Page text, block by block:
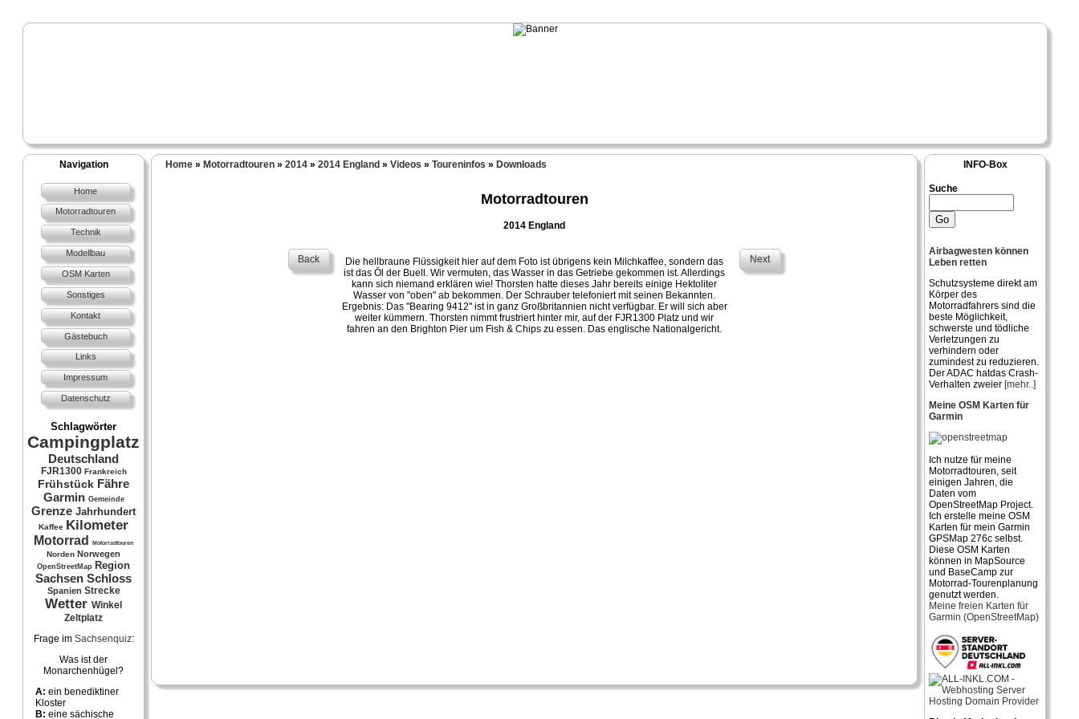
Navigation
Home
Motorradtouren
Technik
Modellbau
OSM Karten
Sonstiges
Kontakt
Gästebuch
Links
Impressum
Datenschutz
Schlagwörter
Campingplatz
Deutschland
FJR1300 Frankreich
Frühstück Fähre
Garmin Gemeinde
Grenze Jahrhundert
Kaffee Kilometer
Motorrad Motorradtouren
Norden Norwegen
OpenStreetMap Region
Sachsen Schloss
Spanien Strecke
Wetter Winkel
Zeltplatz
Frage im Sachsenquiz:
Was ist der
Monarchenhügel?
A: ein benediktiner
Kloster
B: eine sächische
INFO-Box
Suche
Airbagwesten können
Leben retten
Schutzsysteme direkt am
Körper des
Motorradfahrers sind die
beste Möglichkeit,
schwerste und tödliche
Verletzungen zu
verhindern oder
zumindest zu reduzieren.
Der ADAC hatdas Crash-
Verhalten zweier [mehr..]
Meine OSM Karten für
Garmin
Ich nutze für meine
Motorradtouren, seit
einigen Jahren, die
Daten vom
OpenStreetMap Project.
Ich erstelle meine OSM
Karten für mein Garmin
GPSMap 276c selbst.
Diese OSM Karten
können in MapSource
und BaseCamp zur
Motorrad-Tourenplanung
genutzt werden.
Meine freien Karten für
Garmin (OpenStreetMap)
Home» Motorradtouren» 2014» 2014 England » Videos » Toureninfos » Downloads
Motorradtouren
2014 England
Back
Die hellbraune Flüssigkeit hier auf dem Foto ist übrigens kein Milchkaffee, sondern das
ist das Öl der Buell. Wir vermuten, das Wasser in das Getriebe gekommen ist. Allerdings
kann sich niemand erklären wie! Thorsten hatte dieses Jahr bereits einige Hektoliter
Wasser von "oben" ab bekommen. Der Schrauber telefoniert mit seinen Bekannten.
Ergebnis: Das "Bearing 9412" ist in ganz Großbritannien nicht verfügbar. Er will sich aber
weiter kümmern. Thorsten nimmt frustriert hinter mir, auf der FJR1300 Platz und wir
fahren an den Brighton Pier um Fish & Chips zu essen. Das englische Nationalgericht.
Next